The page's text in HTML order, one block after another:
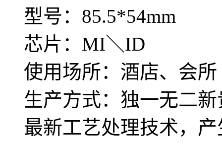
型号：85.5*54mm
芯片：MI＼ID
使用场所：酒店、会所
生产方式：独一无二
最新工艺处理技术，